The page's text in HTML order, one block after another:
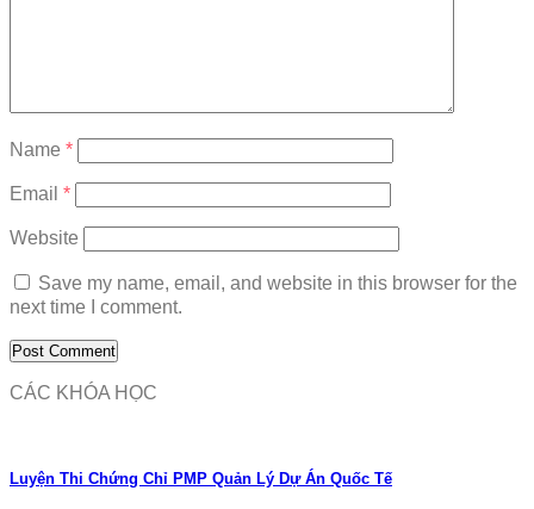
Name *
Email *
Website
Save my name, email, and website in this browser for the
next time I comment.
CÁC KHÓA HỌC
Luyện Thi Chứng Chỉ PMP Quản Lý Dự Án Quốc Tế